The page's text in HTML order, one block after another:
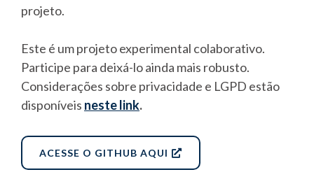
projeto.
Este é um projeto experimental colaborativo.
Participe para deixá-lo ainda mais robusto.
Considerações sobre privacidade e LGPD estão
disponíveis neste link.
ACESSE O GITHUB AQUI